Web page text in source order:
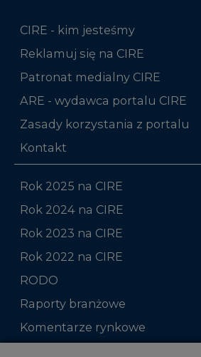
CIRE - kim jesteśmy
Reklamuj się na CIRE
Patronat medialny CIRE
ARE - wydawca portalu CIRE
Zasady korzystania z portalu
Kontakt
Rok 2025 na CIRE
Rok 2024 na CIRE
Rok 2023 na CIRE
Rok 2022 na CIRE
RODO
Raporty branżowe
Komentarze rynkowe